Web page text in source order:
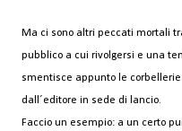
Ma ci sono altri peccati mortali
pubblico a cui rivolgersi e una
smentisce appunto le
dall´editore in sede di lancio.
Faccio un esempio: a un certo